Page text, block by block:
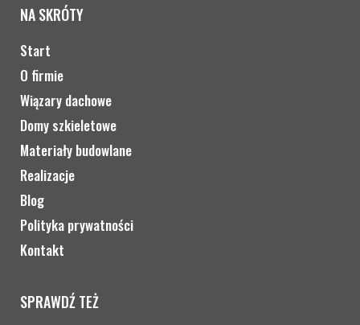
NA SKRÓTY
Start
O firmie
Wiązary dachowe
Domy szkieletowe
Materiały budowlane
Realizacje
Blog
Polityka prywatności
Kontakt
SPRAWDŹ TEŻ